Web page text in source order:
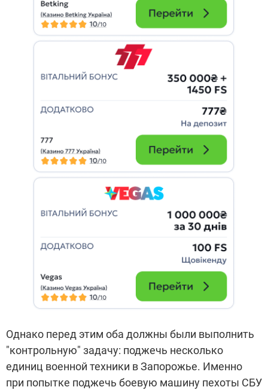
Однако перед этим оба должны были выполнить
"контрольную" задачу: поджечь несколько
единиц военной техники в Запорожье. Именно
при попытке поджечь боевую машину пехоты СБУ